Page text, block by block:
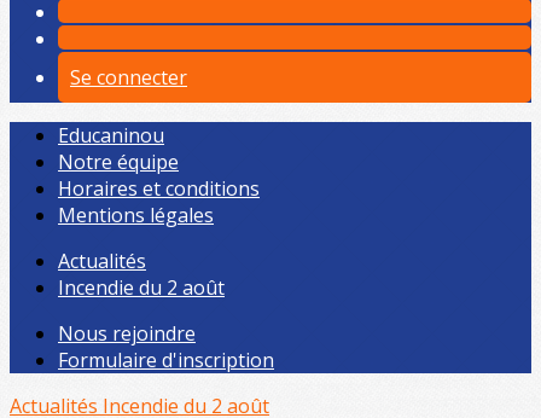
Se connecter
Educaninou
Notre équipe
Horaires et conditions
Mentions légales
Actualités
Incendie du 2 août
Nous rejoindre
Formulaire d'inscription
Actualités Incendie du 2 août